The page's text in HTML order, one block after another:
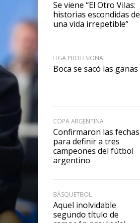
Se viene “El Otro Vilas:
historias escondidas de
una vida irrepetible”
LIGA PROFESIONAL
Boca se sacó las ganas
COPA ARGENTINA
Confirmaron las fechas
para definir a tres
campeones del fútbol
argentino
BÁSQUETBOL
Aquel inolvidable
segundo título de